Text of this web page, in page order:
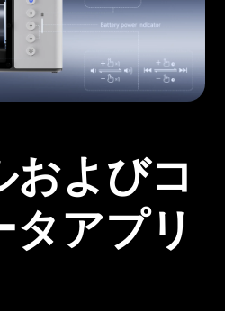
およびコ
タアプリ